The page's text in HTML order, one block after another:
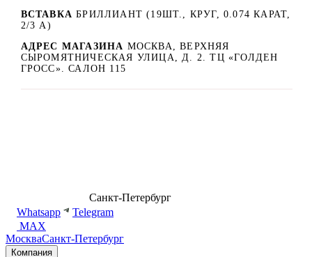
ВСТАВКА БРИЛЛИАНТ (19ШТ., КРУГ, 0.074 КАРАТ,
2/3 А)
АДРЕС МАГАЗИНА МОСКВА, ВЕРХНЯЯ
СЫРОМЯТНИЧЕСКАЯ УЛИЦА, Д. 2. ТЦ «ГОЛДЕН
ГРОСС». САЛОН 115
Санкт-Петербург
Whatsapp
Telegram
MAX
МоскваСанкт-Петербург
Компания